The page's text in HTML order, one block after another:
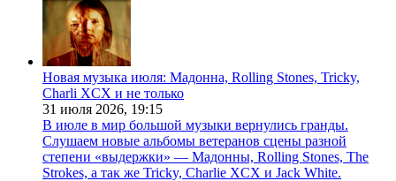
Новая музыка июля: Мадонна, Rolling Stones, Tricky,
Charli XCX и не только
31 июля 2026, 19:15
В июле в мир большой музыки вернулись гранды.
Слушаем новые альбомы ветеранов сцены разной
степени «выдержки» — Мадонны, Rolling Stones, The
Strokes, а так же Tricky, Charlie XCX и Jack White.